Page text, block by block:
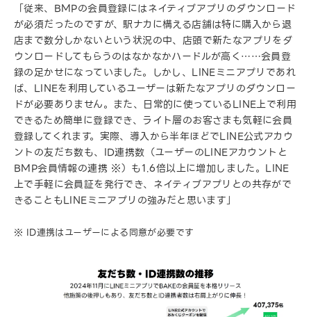
「従来、BMPの会員登録にはネイティブアプリのダウンロード
が必須だったのですが、駅ナカに構える店舗は特に購入から退
店まで数分しかないという状況の中、店頭で新たなアプリをダ
ウンロードしてもらうのはなかなかハードルが高く……会員登
録の足かせになっていました。しかし、LINEミニアプリであれ
ば、LINEを利用しているユーザーは新たなアプリのダウンロー
ドが必要ありません。また、日常的に使っているLINE上で利用
できるため簡単に登録でき、ライト層のお客さまも気軽に会員
登録してくれます。実際、導入から半年ほどでLINE公式アカウ
ントの友だち数も、ID連携数（ユーザーのLINEアカウントと
BMP会員情報の連携 ※）も1.6倍以上に増加しました。LINE
上で手軽に会員証を発行でき、ネイティブアプリとの共存がで
きることもLINEミニアプリの強みだと思います」
※ ID連携はユーザーによる同意が必要です